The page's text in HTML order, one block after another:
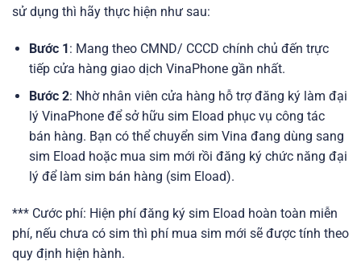
sử dụng thì hãy thực hiện như sau:
Bước 1: Mang theo CMND/ CCCD chính chủ đến trực
tiếp cửa hàng giao dịch VinaPhone gần nhất.
Bước 2: Nhờ nhân viên cửa hàng hỗ trợ đăng ký làm đại
lý VinaPhone để sở hữu sim Eload phục vụ công tác
bán hàng. Bạn có thể chuyển sim Vina đang dùng sang
sim Eload hoặc mua sim mới rồi đăng ký chức năng đại
lý để làm sim bán hàng (sim Eload).
*** Cước phí: Hiện phí đăng ký sim Eload hoàn toàn miễn
phí, nếu chưa có sim thì phí mua sim mới sẽ được tính theo
quy định hiện hành.